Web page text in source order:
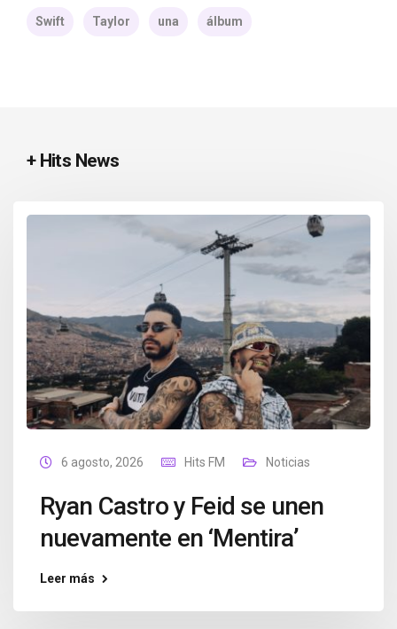
Swift Taylor una álbum
+ Hits News
6 agosto, 2026 Hits FM Noticias
Ryan Castro y Feid se unen
nuevamente en ‘Mentira’
Leer más